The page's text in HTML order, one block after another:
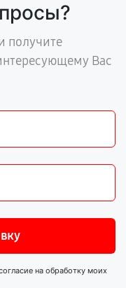
получите
Вас
на обработку моих